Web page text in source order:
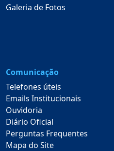
Galeria de Fotos
Comunicação
Telefones úteis
Emails Institucionais
Ouvidoria
Diário Oficial
Perguntas Frequentes
Mapa do Site